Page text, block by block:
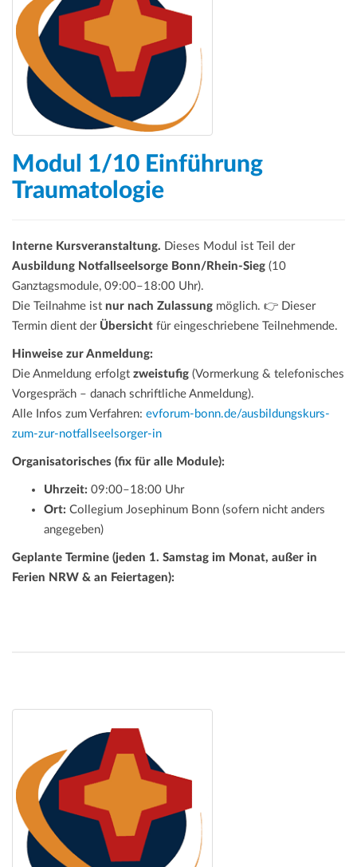
Modul 1/10 Einführung
Traumatologie
Interne Kursveranstaltung. Dieses Modul ist Teil der
Ausbildung Notfallseelsorge Bonn/Rhein-Sieg (10
Ganztagsmodule, 09:00–18:00 Uhr).
Die Teilnahme ist nur nach Zulassung möglich. 👉 Dieser
Termin dient der Übersicht für eingeschriebene Teilnehmende.
Hinweise zur Anmeldung:
Die Anmeldung erfolgt zweistufig (Vormerkung & telefonisches
Vorgespräch – danach schriftliche Anmeldung).
Alle Infos zum Verfahren: evforum-bonn.de/ausbildungskurs-
zum-zur-notfallseelsorger-in
Organisatorisches (fix für alle Module):
Uhrzeit: 09:00–18:00 Uhr
Ort: Collegium Josephinum Bonn (sofern nicht anders
angegeben)
Geplante Termine (jeden 1. Samstag im Monat, außer in
Ferien NRW & an Feiertagen):